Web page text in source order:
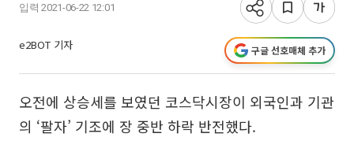
입력 2021-06-22 12:01
e2BOT 기자 구글 선호매체 추가
오전에 상승세를 보였던 코스닥시장이 외국인과 기관
의 ‘팔자’ 기조에 장 중반 하락 반전했다.